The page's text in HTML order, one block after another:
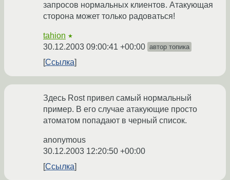
запросов нормальных клиентов. Атакующая
сторона может только радоваться!
tahion ★
30.12.2003 09:00:41 +00:00 автор топика
Ссылка
Здесь Rost привел самый нормальный
пример. В его случае атакующие просто
атоматом попадают в черный список.
anonymous
30.12.2003 12:20:50 +00:00
Ссылка